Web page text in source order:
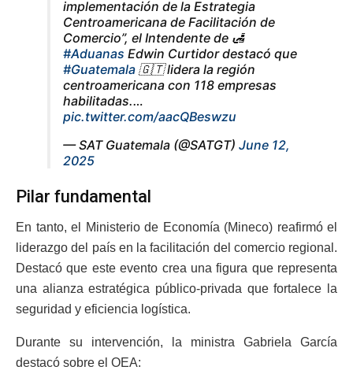
implementación de la Estrategia
Centroamericana de Facilitación de
Comercio”, el Intendente de 🛃
#Aduanas Edwin Curtidor destacó que
#Guatemala 🇬🇹 lidera la región
centroamericana con 118 empresas
habilitadas.…
pic.twitter.com/aacQBeswzu
— SAT Guatemala (@SATGT) June 12,
2025
Pilar fundamental
En tanto, el Ministerio de Economía (Mineco) reafirmó el
liderazgo del país en la facilitación del comercio regional.
Destacó que este evento crea una figura que representa
una alianza estratégica público-privada que fortalece la
seguridad y eficiencia logística.
Durante su intervención, la ministra Gabriela García
destacó sobre el OEA: